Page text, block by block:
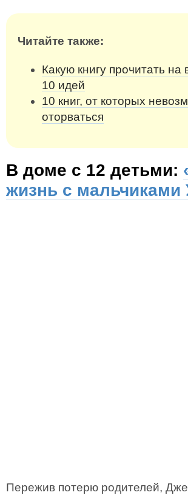
Читайте также:
Какую книгу прочитать
10 идей
10 книг, от которых
оторваться
В доме с 12 детьми:
жизнь с мальчиками
Пережив потерю родителей,